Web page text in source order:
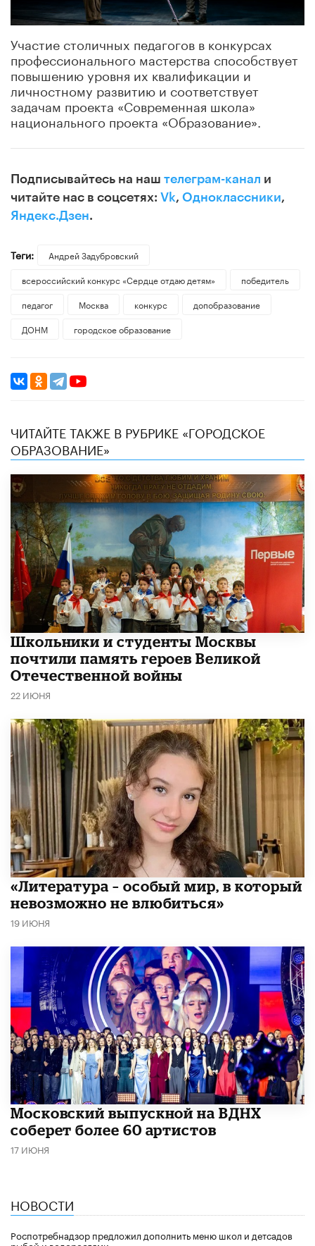
Участие столичных педагогов в конкурсах
профессионального мастерства способствует
повышению уровня их квалификации и
личностному развитию и соответствует
задачам проекта «Современная школа»
национального проекта «Образование».
Подписывайтесь на наш телеграм-канал и
читайте нас в соцсетях: Vk, Одноклассники,
Яндекс.Дзен.
Теги:
Андрей Задубровский
всероссийский конкурс «Сердце отдаю детям»
победитель
педагог
Москва конкурс
допобразование
ДОНМ
городское образование
ЧИТАЙТЕ ТАКЖЕ В РУБРИКЕ «ГОРОДСКОЕ
ОБРАЗОВАНИЕ»
Школьники и студенты Москвы
почтили память героев Великой
Отечественной войны
22 ИЮНЯ
​«Литература – особый мир, в который
невозможно не влюбиться»
19 ИЮНЯ
Московский выпускной на ВДНХ
соберет более 60 артистов
17 ИЮНЯ
НОВОСТИ
Роспотребнадзор предложил дополнить меню школ и детсадов